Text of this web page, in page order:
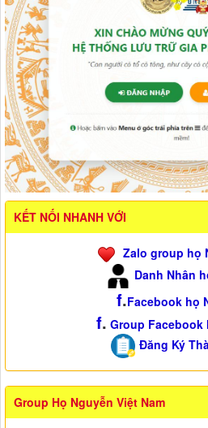
KẾT NỐI NHANH VỚI
Zalo group họ
Danh Nhân
f.Facebook họ
f. Group Facebook
Đăng Ký
Group Họ Nguyễn Việt Nam